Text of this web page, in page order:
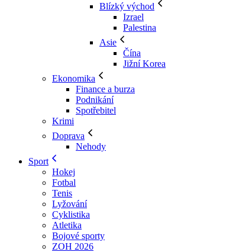
Blízký východ
Izrael
Palestina
Asie
Čína
Jižní Korea
Ekonomika
Finance a burza
Podnikání
Spotřebitel
Krimi
Doprava
Nehody
Sport
Hokej
Fotbal
Tenis
Lyžování
Cyklistika
Atletika
Bojové sporty
ZOH 2026